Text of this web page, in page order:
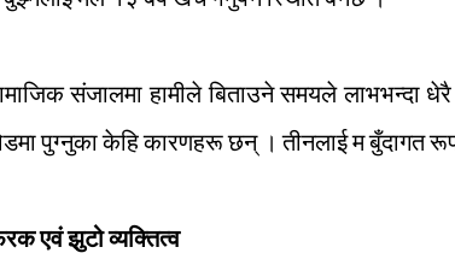
संजालमा हामीले बिताउने समयले लाभभन्दा
पुग्नुका केहि कारणहरू छन् । तीनलाई म बुँदागत
एवं झुटो व्यक्तित्व